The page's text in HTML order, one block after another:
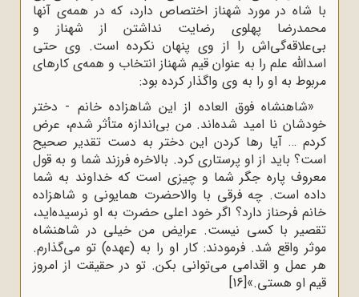
با شاه در مورد شهناز اختصاص دارد، که در همه‌ی آنها
محمدرضا پهلوی رضایت نداشتن از شهناز و
بی‌علاقه‌گی‌اش را از وی پنهان نکرده است. وی حتی
اسدالله علم را به عنوان قیم شهناز انتخاب و همه‌‌ی کارهای
مربوط به او را به وی واگذار کرده بود:
«شاهنشاه فوق العاده از این شاهزاده خانم - دختر
خودشان نا امید شده‌اند. من بی‌اندازه متأثر شدم، عرض
کردم … آیا رها کردن این دختر به دست تقدیر صحیح
است؟ باید از او پرستاری کرد. بالاخره فرزند شما و به قول
معروف پاره جگر شما و چیزی است که خداوند به شما
داده است. چه فرقی با والاحضرت همایونی و شاهزاده
خانم فرحناز دارد؟ اگر خود اعلی حضرت به او نرسیده‌اید،
تقصیر با کسی نیست. عرایض من خیلی در شاهنشاه
موثر واقع شد. فرمودند: کار او را به (عهده) تو می‌گذارم.
هر عمل و اقدامی می‌‌توانی بکن. تو در حقیقت از امروز
قیم او هستی.»[16]